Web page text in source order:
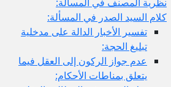
في المسألة:
الدالة على مدخلية
إلى العقل فيما
الأحكام: